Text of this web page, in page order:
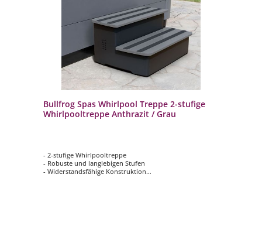
Bullfrog Spas Whirlpool Treppe 2-stufige
Whirlpooltreppe Anthrazit / Grau
- 2-stufige Whirlpooltreppe
- Robuste und langlebigen Stufen
- Widerstandsfähige Konstruktion